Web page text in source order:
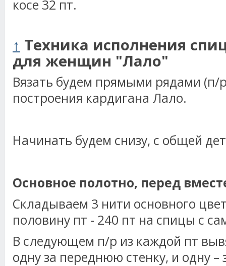
косе 32 пт.
↑ Техника исполнения
для женщин "Лало"
Вязать будем прямыми рядами (п/
построения кардигана Лало.
Начинать будем снизу, с общей
Основное полотно, перед
Складываем 3 нити основного
половину пт - 240 пт на спицы с
В следующем п/р из каждой пт
одну за переднюю стенку, и одну